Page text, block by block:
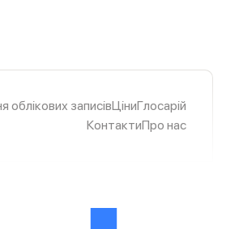
записівЦіниГлосарій
КонтактиПро нас